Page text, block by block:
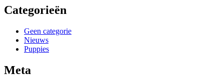
Categorieën
Geen categorie
Nieuws
Puppies
Meta